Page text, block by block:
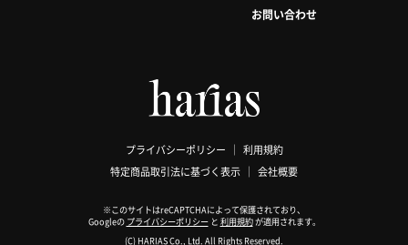
お問い合わせ
プライバシーポリシー
利用規約
特定商品取引法に基づく表示
会社概要
※このサイトはreCAPTCHAによって保護されており、
Googleの プライバシーポリシーと 利用規約が適用されます。
(C) HARIAS Co., Ltd. All Rights Reserved.